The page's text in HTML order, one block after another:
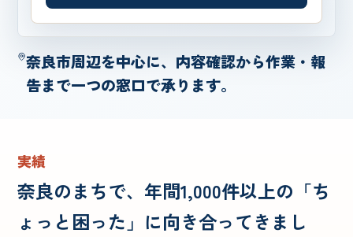
奈良市周辺を中心に、内容確認から作業・報
告まで一つの窓口で承ります。
実績
奈良のまちで、年間1,000件以上の「ち
ょっと困った」に向き合ってきまし